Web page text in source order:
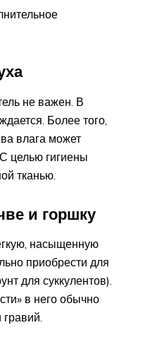
не важен. В
Более того,
влага может
целью гигиены
тканью.
и горшку
насыщенную
приобрести для
для суккулентов).
в него обычно